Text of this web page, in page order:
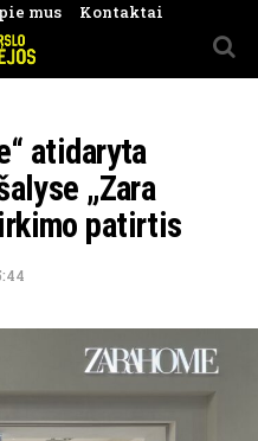
mus Kontaktai
atidaryta
„Zara
patirtis